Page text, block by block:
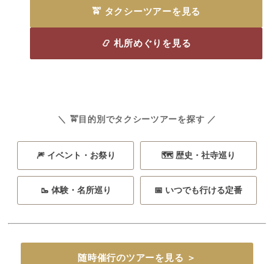
🚖 タクシーツアーを見る
📿 札所めぐりを見る
＼ 🚖目的別でタクシーツアーを探す ／
🎆 イベント・お祭り 🗺️ 歴史・社寺巡り
🥾 体験・名所巡り 📅 いつでも行ける定番
随時催行のツアーを見る ＞